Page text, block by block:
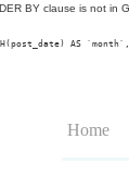
BY clause is not in
AS
Home